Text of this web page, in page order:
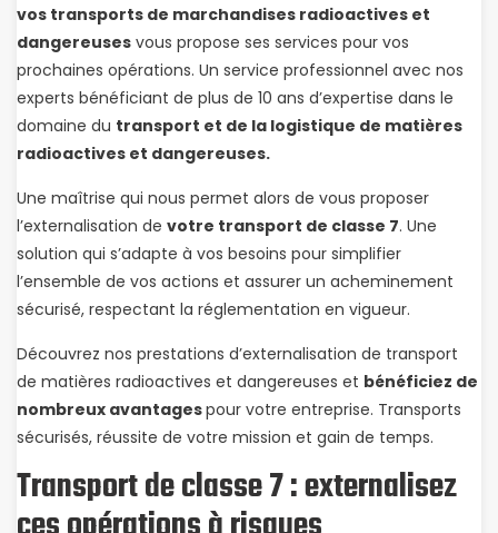
vos transports de marchandises radioactives et
dangereuses vous propose ses services pour vos
prochaines opérations. Un service professionnel avec nos
experts bénéficiant de plus de 10 ans d’expertise dans le
domaine du transport et de la logistique de matières
radioactives et dangereuses.
Une maîtrise qui nous permet alors de vous proposer
l’externalisation de votre transport de classe 7. Une
solution qui s’adapte à vos besoins pour simplifier
l’ensemble de vos actions et assurer un acheminement
sécurisé, respectant la réglementation en vigueur.
Découvrez nos prestations d’externalisation de transport
de matières radioactives et dangereuses et bénéficiez de
nombreux avantagespour votre entreprise. Transports
sécurisés, réussite de votre mission et gain de temps.
Transport de classe 7 : externalisez